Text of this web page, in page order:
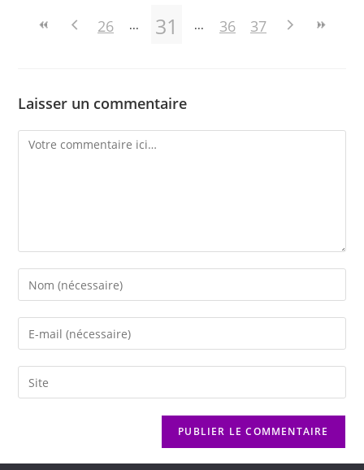
26 31 36 37
Laisser un commentaire